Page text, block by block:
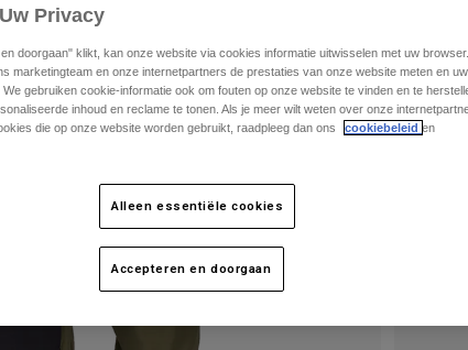
Privacy
doorgaan" klikt, kan onze website via cookies informatie uitwisselen met uw browser.
marketingteam en onze internetpartners de prestaties van onze website meten en uw
gebruiken cookie-informatie ook om fouten op onze website te vinden en te
inhoud en reclame te tonen. Als je meer wilt weten over onze
die op onze website worden gebruikt, raadpleeg dan ons
cookiebeleid en
Alleen essentiële cookies
Accepteren en doorgaan